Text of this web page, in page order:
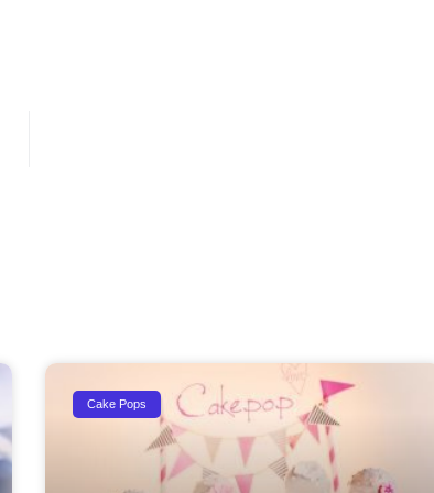
Cake Pops